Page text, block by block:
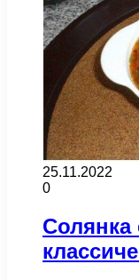
25.11.2022
0
Солянка